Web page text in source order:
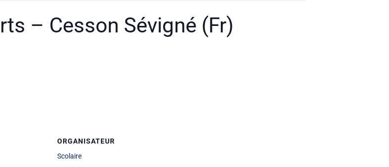
– Cesson Sévigné (Fr)
ORGANISATEUR
Scolaire